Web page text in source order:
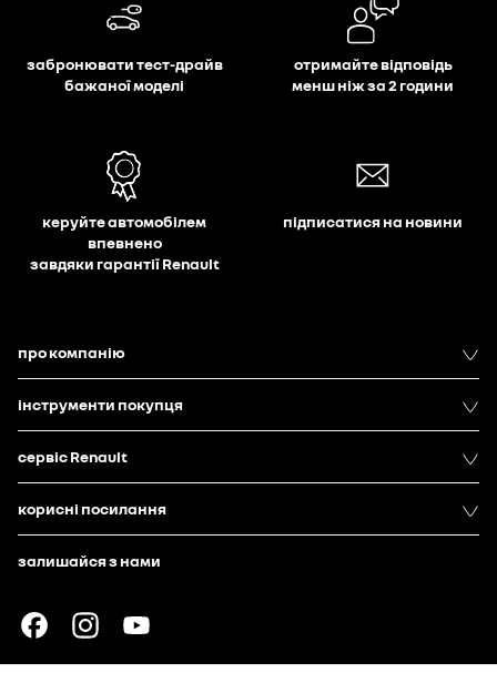
забронювати тест-драйв
бажаної моделі
отримайте відповідь
менш ніж за 2 години
керуйте автомобілем
впевнено
завдяки гарантії Renault
підписатися на новини
про компанію
інструменти покупця
сервіс Renault
корисні посилання
залишайся з нами